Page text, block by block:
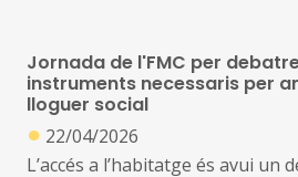
presència d’espais verds amb
Jornada de l'FMC per
instruments necessaris per
lloguer social
● 22/04/2026
L’accés a l’habitatge és avui un